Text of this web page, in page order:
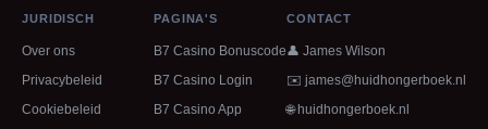
JURIDISCH
Over ons
Privacybeleid
Cookiebeleid
PAGINA'S
B7 Casino Bonuscode
B7 Casino Login
B7 Casino App
CONTACT
👤 James Wilson
✉️ james@huidhongerboek.nl
🌐 huidhongerboek.nl